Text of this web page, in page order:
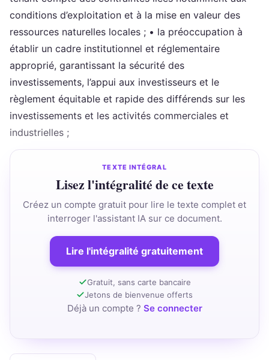
conditions d’exploitation et à la mise en valeur des
ressources naturelles locales ; • la préoccupation à
établir un cadre institutionnel et réglementaire
approprié, garantissant la sécurité des
investissements, l’appui aux investisseurs et le
règlement équitable et rapide des différends sur les
investissements et les activités commerciales et
industrielles ;
TEXTE INTÉGRAL
Lisez l'intégralité de ce texte
Créez un compte gratuit pour lire le texte complet et
interroger l'assistant IA sur ce document.
Lire l'intégralité gratuitement
Gratuit, sans carte bancaire
Jetons de bienvenue offerts
Déjà un compte ? Se connecter